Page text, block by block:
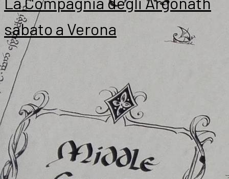
sabato a Verona